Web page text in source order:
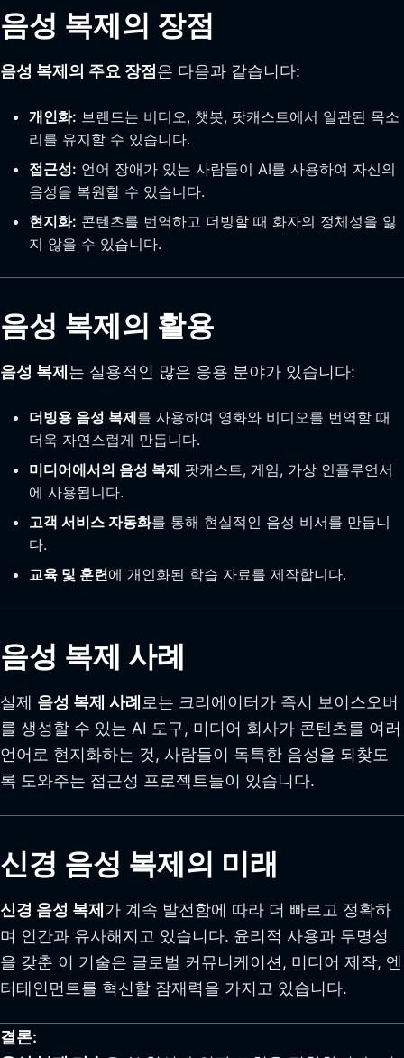
음성 복제의 장점
음성 복제의 주요 장점은 다음과 같습니다:
개인화: 브랜드는 비디오, 챗봇, 팟캐스트에서 일관된 목소
리를 유지할 수 있습니다.
접근성: 언어 장애가 있는 사람들이 AI를 사용하여 자신의
음성을 복원할 수 있습니다.
현지화: 콘텐츠를 번역하고 더빙할 때 화자의 정체성을 잃
지 않을 수 있습니다.
음성 복제의 활용
음성 복제는 실용적인 많은 응용 분야가 있습니다:
더빙용 음성 복제를 사용하여 영화와 비디오를 번역할 때
더욱 자연스럽게 만듭니다.
미디어에서의 음성 복제 팟캐스트, 게임, 가상 인플루언서
에 사용됩니다.
고객 서비스 자동화를 통해 현실적인 음성 비서를 만듭니
다.
교육 및 훈련에 개인화된 학습 자료를 제작합니다.
음성 복제 사례
실제 음성 복제 사례 로는 크리에이터가 즉시 보이스오버
를 생성할 수 있는 AI 도구, 미디어 회사가 콘텐츠를 여러
언어로 현지화하는 것, 사람들이 독특한 음성을 되찾도
록 도와주는 접근성 프로젝트들이 있습니다.
신경 음성 복제의 미래
신경 음성 복제가 계속 발전함에 따라 더 빠르고 정확하
며 인간과 유사해지고 있습니다. 윤리적 사용과 투명성
을 갖춘 이 기술은 글로벌 커뮤니케이션, 미디어 제작, 엔
터테인먼트를 혁신할 잠재력을 가지고 있습니다.
결론: